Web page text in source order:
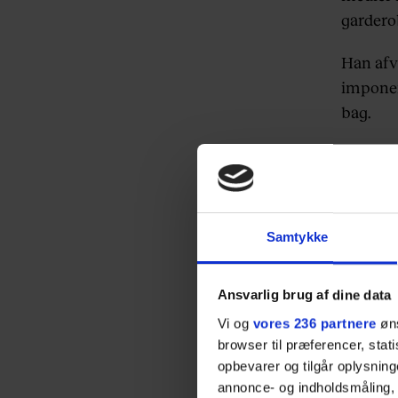
Samtykke
Ansvarlig brug af dine data
Vi og vores 236 partnere
browser til præferencer,
opbevarer og tilgår
annonce- og
Han
bag.
eneste,
”Der
kun